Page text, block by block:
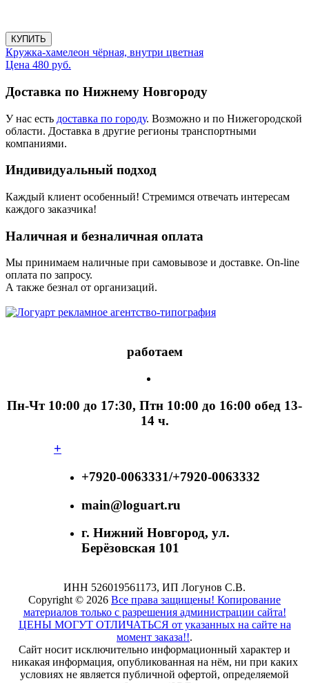
КУПИТЬ
Кружка-хамелеон чёрная, внутри цветная
Цена 480 руб.
Доставка по Нижнему Новгороду
У нас есть доставка по городу. Возможно и по Нижегородской
области. Доставка в другие регионы транспортными
компаниями.
Индивидуальный подход
Каждый клиент особенный! Стремимся отвечать интересам
каждого заказчика!
Наличная и безналичная оплата
Мы принимаем наличные при самовывозе и доставке. On-line
оплата по запросу.
А также безнал от организаций.
работаем
Пн-Чт 10:00 до 17:30, Птн 10:00 до 16:00 обед 13-
14 ч.
+
+7920-0063331/+7920-0063332
main@loguart.ru
г. Нижний Новгород, ул.
Берёзовская 101
ИНН 526019561173, ИП Логунов С.В.
Copyright © 2026 Все права защищены! Копирование
материалов только с разрешения администрации сайта!
ЦЕНЫ МОГУТ ОТЛИЧАТЬСЯ от указанных на сайте на
момент заказа!!.
Сайт носит исключительно информационный характер и
никакая информация, опубликованная на нём, ни при каких
условиях не является публичной офертой, определяемой